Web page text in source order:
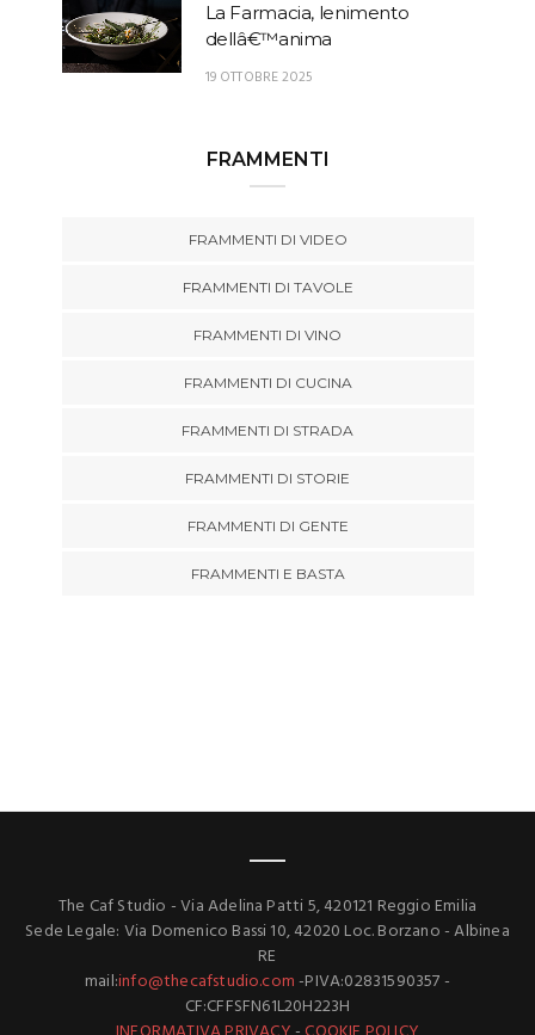
La Farmacia, lenimento
dellâ€™anima
19 OTTOBRE 2025
FRAMMENTI
FRAMMENTI DI VIDEO
FRAMMENTI DI TAVOLE
FRAMMENTI DI VINO
FRAMMENTI DI CUCINA
FRAMMENTI DI STRADA
FRAMMENTI DI STORIE
FRAMMENTI DI GENTE
FRAMMENTI E BASTA
The Caf Studio - Via Adelina Patti 5, 420121 Reggio Emilia
Sede Legale: Via Domenico Bassi 10, 42020 Loc. Borzano - Albinea
RE
mail:info@thecafstudio.com-PIVA:02831590357 -
CF:CFFSFN61L20H223H